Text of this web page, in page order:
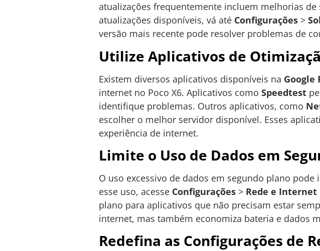
atualizações frequentemente incluem melhorias
atualizações disponíveis, vá até Configurações >
versão mais recente pode resolver problemas de
Utilize Aplicativos de
Existem diversos aplicativos disponíveis na Google
internet no Poco X6. Aplicativos como Speedtest
identifique problemas. Outros aplicativos, como
escolher o melhor servidor disponível. Esses
experiência de internet.
Limite o Uso de Dados em
O uso excessivo de dados em segundo plano
esse uso, acesse Configurações > Rede e Internet
plano para aplicativos que não precisam estar
internet, mas também economiza bateria e dados
Redefina as Configurações de